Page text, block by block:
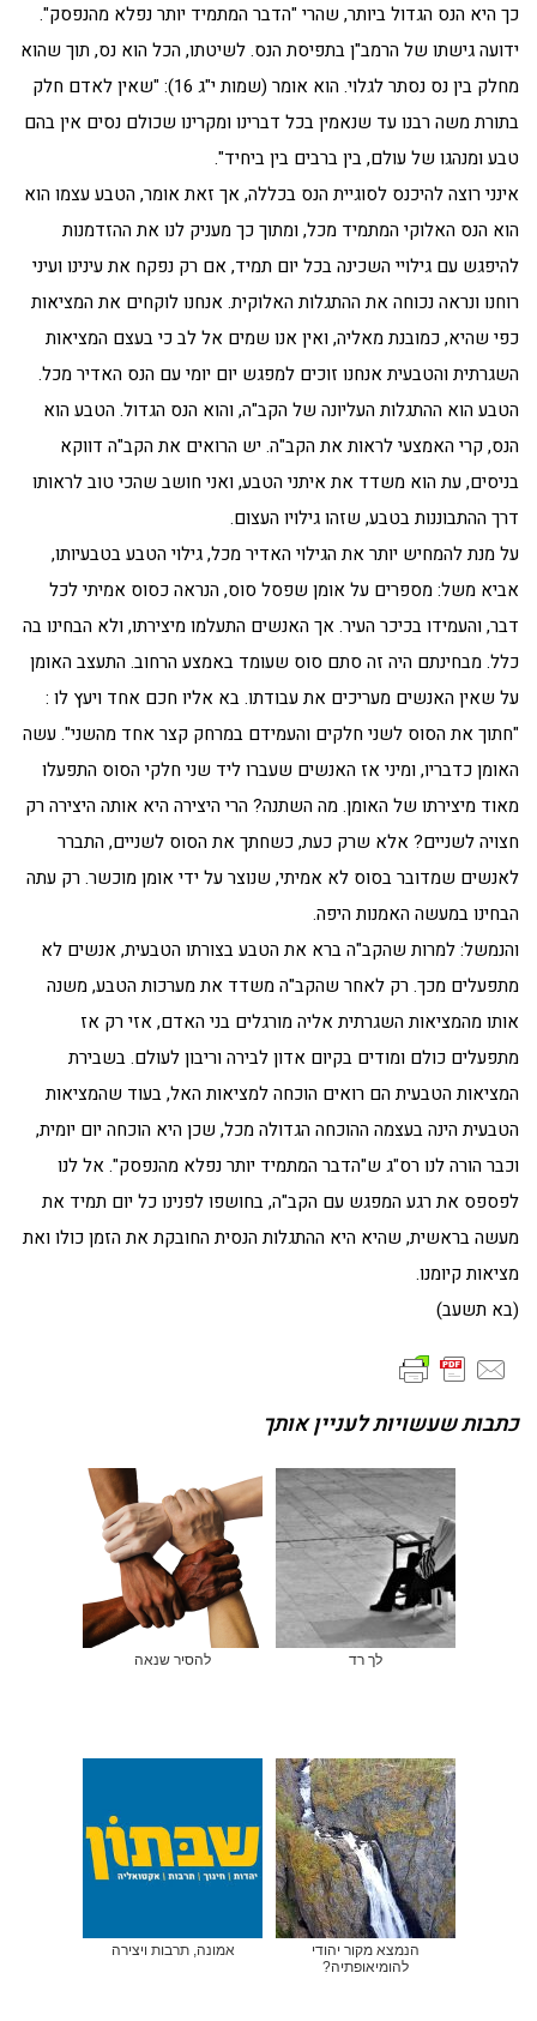
כך היא הנס הגדול ביותר, שהרי "הדבר המתמיד יותר נפלא מהנפסק".
ידועה גישתו של הרמב"ן בתפיסת הנס. לשיטתו, הכל הוא נס, תוך שהוא
מחלק בין נס נסתר לגלוי. הוא אומר (שמות י"ג 16): "שאין לאדם חלק
בתורת משה רבנו עד שנאמין בכל דברינו ומקרינו שכולם נסים אין בהם
טבע ומנהגו של עולם, בין ברבים בין ביחיד".
אינני רוצה להיכנס לסוגיית הנס בכללה, אך זאת אומר, הטבע עצמו הוא
הוא הנס האלוקי המתמיד מכל, ומתוך כך מעניק לנו את ההזדמנות
להיפגש עם גילויי השכינה בכל יום תמיד, אם רק נפקח את עינינו ועיני
רוחנו ונראה נכוחה את ההתגלות האלוקית. אנחנו לוקחים את המציאות
כפי שהיא, כמובנת מאליה, ואין אנו שמים אל לב כי בעצם המציאות
השגרתית והטבעית אנחנו זוכים למפגש יום יומי עם הנס האדיר מכל.
הטבע הוא ההתגלות העליונה של הקב"ה, והוא הנס הגדול. הטבע הוא
הנס, קרי האמצעי לראות את הקב"ה. יש הרואים את הקב"ה דווקא
בניסים, עת הוא משדד את איתני הטבע, ואני חושב שהכי טוב לראותו
דרך ההתבוננות בטבע, שזהו גילויו העצום.
על מנת להמחיש יותר את הגילוי האדיר מכל, גילוי הטבע בטבעיותו,
אביא משל: מספרים על אומן שפסל סוס, הנראה כסוס אמיתי לכל
דבר, והעמידו בכיכר העיר. אך האנשים התעלמו מיצירתו, ולא הבחינו בה
כלל. מבחינתם היה זה סתם סוס שעומד באמצע הרחוב. התעצב האומן
על שאין האנשים מעריכים את עבודתו. בא אליו חכם אחד ויעץ לו :
"חתוך את הסוס לשני חלקים והעמידם במרחק קצר אחד מהשני". עשה
האומן כדבריו, ומיני אז האנשים שעברו ליד שני חלקי הסוס התפעלו
מאוד מיצירתו של האומן. מה השתנה? הרי היצירה היא אותה היצירה רק
חצויה לשניים? אלא שרק כעת, כשחתך את הסוס לשניים, התברר
לאנשים שמדובר בסוס לא אמיתי, שנוצר על ידי אומן מוכשר. רק עתה
הבחינו במעשה האמנות היפה.
והנמשל: למרות שהקב"ה ברא את הטבע בצורתו הטבעית, אנשים לא
מתפעלים מכך. רק לאחר שהקב"ה משדד את מערכות הטבע, משנה
אותו מהמציאות השגרתית אליה מורגלים בני האדם, אזי רק אז
מתפעלים כולם ומודים בקיום אדון לבירה וריבון לעולם. בשבירת
המציאות הטבעית הם רואים הוכחה למציאות האל, בעוד שהמציאות
הטבעית הינה בעצמה ההוכחה הגדולה מכל, שכן היא הוכחה יום יומית,
וכבר הורה לנו רס"ג ש"הדבר המתמיד יותר נפלא מהנפסק". אל לנו
לפספס את רגע המפגש עם הקב"ה, בחושפו לפנינו כל יום תמיד את
מעשה בראשית, שהיא היא ההתגלות הנסית החובקת את הזמן כולו ואת
מציאות קיומנו.
(בא תשעב)
כתבות שעשויות לעניין אותך
לך רד להסיר שנאה
הנמצא מקור יהודי
להומיאופתיה?
אמונה, תרבות ויצירה